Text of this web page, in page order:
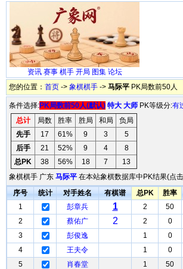
资讯 赛事 棋手 开局 图集 论坛
您的位置： 首页 -> 象棋棋手 -> 马际平 PK局数前50人
条件选择:PK局数前50人(默认) 特大 大师 PK等级分:有
总计
局数 胜率 胜局 和局
负局
先手
17 61% 9 3
5
后手
21 52% 9 4
8
总PK
38 56% 18 7
13
象棋棋手 广东 马际平 在本站象棋数据库中PK结果(点
序号
统计 对手姓名 有棋谱 总PK 胜率
1
彭章兵 1 2 50
2
蔡佑广 2 2 0
3
彭俊逸 1 0
4
王夫令 1 0
5
肖春堂 1 50